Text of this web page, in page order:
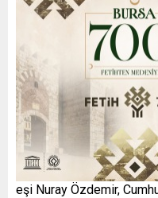
Nilüfer Belediyesi’nin
Kreş ve Gündüz
gerçekleştirildi. Özdilek
kreş, çağdaş eğitim
derslikte 112 öğrenciye
Açılış törenine Nilüfer
eşi Nuray Özdemir,